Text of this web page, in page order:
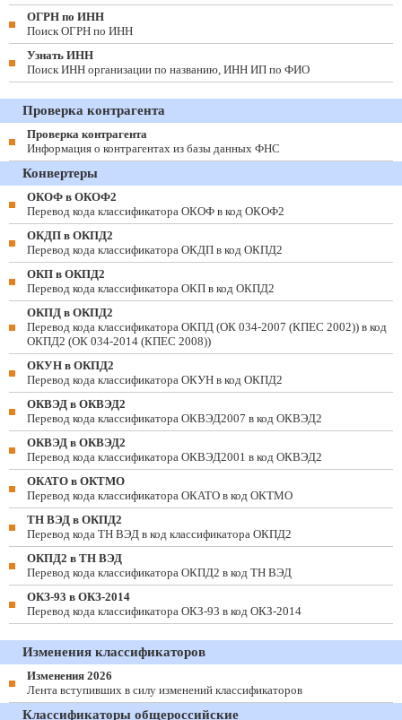
ОГРН по ИНН
Поиск ОГРН по ИНН
Узнать ИНН
Поиск ИНН организации по названию, ИНН ИП по ФИО
Проверка контрагента
Проверка контрагента
Информация о контрагентах из базы данных ФНС
Конвертеры
ОКОФ в ОКОФ2
Перевод кода классификатора ОКОФ в код ОКОФ2
ОКДП в ОКПД2
Перевод кода классификатора ОКДП в код ОКПД2
ОКП в ОКПД2
Перевод кода классификатора ОКП в код ОКПД2
ОКПД в ОКПД2
Перевод кода классификатора ОКПД (ОК 034-2007 (КПЕС 2002)) в код
ОКПД2 (ОК 034-2014 (КПЕС 2008))
ОКУН в ОКПД2
Перевод кода классификатора ОКУН в код ОКПД2
ОКВЭД в ОКВЭД2
Перевод кода классификатора ОКВЭД2007 в код ОКВЭД2
ОКВЭД в ОКВЭД2
Перевод кода классификатора ОКВЭД2001 в код ОКВЭД2
ОКАТО в ОКТМО
Перевод кода классификатора ОКАТО в код ОКТМО
ТН ВЭД в ОКПД2
Перевод кода ТН ВЭД в код классификатора ОКПД2
ОКПД2 в ТН ВЭД
Перевод кода классификатора ОКПД2 в код ТН ВЭД
ОКЗ-93 в ОКЗ-2014
Перевод кода классификатора ОКЗ-93 в код ОКЗ-2014
Изменения классификаторов
Изменения 2026
Лента вступивших в силу изменений классификаторов
Классификаторы общероссийские